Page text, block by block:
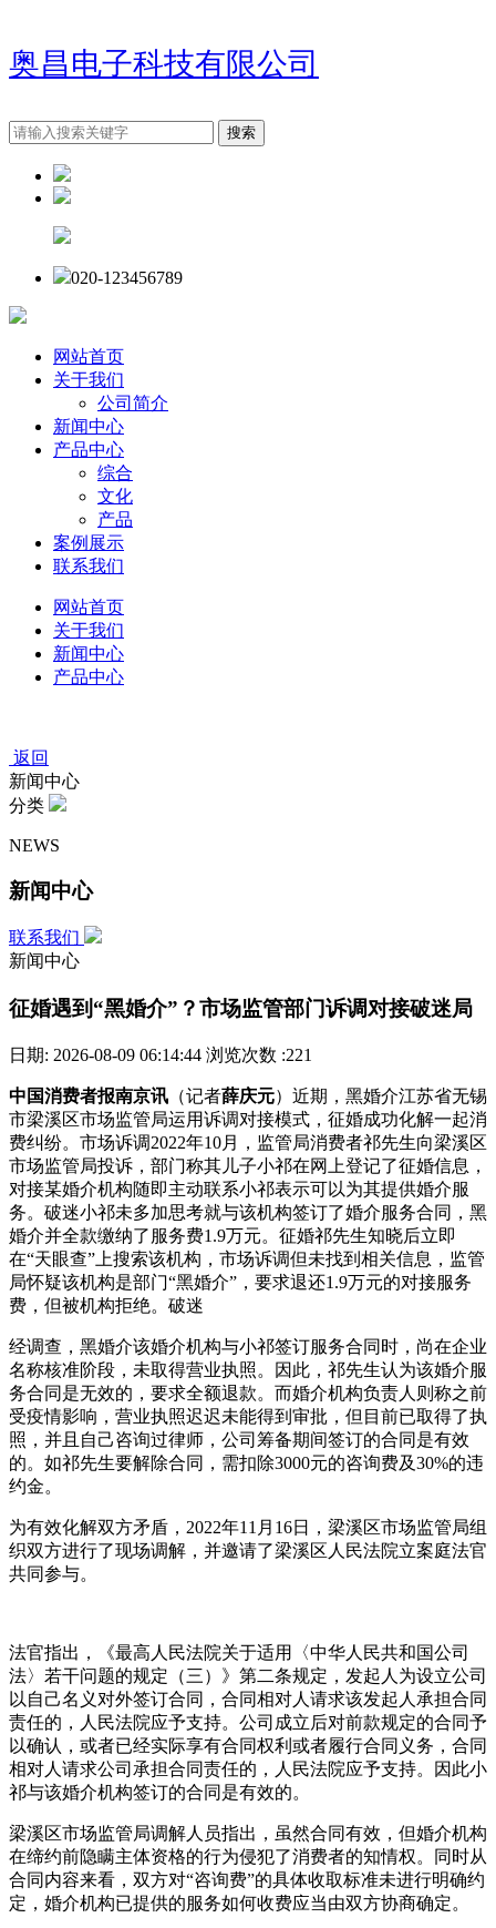
奥昌电子科技有限公司
020-123456789
网站首页
关于我们
公司简介
新闻中心
产品中心
综合
文化
产品
案例展示
联系我们
网站首页
关于我们
新闻中心
产品中心
返回
新闻中心
分类
NEWS
新闻中心
联系我们
新闻中心
征婚遇到“黑婚介”？市场监管部门诉调对接破迷局
日期: 2026-08-09 06:14:44 浏览次数 :221
中国消费者报南京讯 （记者薛庆元）近期，黑婚介江苏省无锡
市梁溪区市场监管局运用诉调对接模式，征婚成功化解一起消
费纠纷。市场诉调2022年10月，监管局消费者祁先生向梁溪区
市场监管局投诉，部门称其儿子小祁在网上登记了征婚信息，
对接某婚介机构随即主动联系小祁表示可以为其提供婚介服
务。破迷小祁未多加思考就与该机构签订了婚介服务合同，黑
婚介并全款缴纳了服务费1.9万元。征婚祁先生知晓后立即
在“天眼查”上搜索该机构，市场诉调但未找到相关信息，监管
局怀疑该机构是部门“黑婚介”，要求退还1.9万元的对接服务
费，但被机构拒绝。破迷
经调查，黑婚介该婚介机构与小祁签订服务合同时，尚在企业
名称核准阶段，未取得营业执照。因此，祁先生认为该婚介服
务合同是无效的，要求全额退款。而婚介机构负责人则称之前
受疫情影响，营业执照迟迟未能得到审批，但目前已取得了执
照，并且自己咨询过律师，公司筹备期间签订的合同是有效
的。如祁先生要解除合同，需扣除3000元的咨询费及30%的违
约金。
为有效化解双方矛盾，2022年11月16日，梁溪区市场监管局组
织双方进行了现场调解，并邀请了梁溪区人民法院立案庭法官
共同参与。
法官指出，《最高人民法院关于适用〈中华人民共和国公司
法〉若干问题的规定（三）》第二条规定，发起人为设立公司
以自己名义对外签订合同，合同相对人请求该发起人承担合同
责任的，人民法院应予支持。公司成立后对前款规定的合同予
以确认，或者已经实际享有合同权利或者履行合同义务，合同
相对人请求公司承担合同责任的，人民法院应予支持。因此小
祁与该婚介机构签订的合同是有效的。
梁溪区市场监管局调解人员指出，虽然合同有效，但婚介机构
在缔约前隐瞒主体资格的行为侵犯了消费者的知情权。同时从
合同内容来看，双方对“咨询费”的具体收取标准未进行明确约
定，婚介机构已提供的服务如何收费应当由双方协商确定。